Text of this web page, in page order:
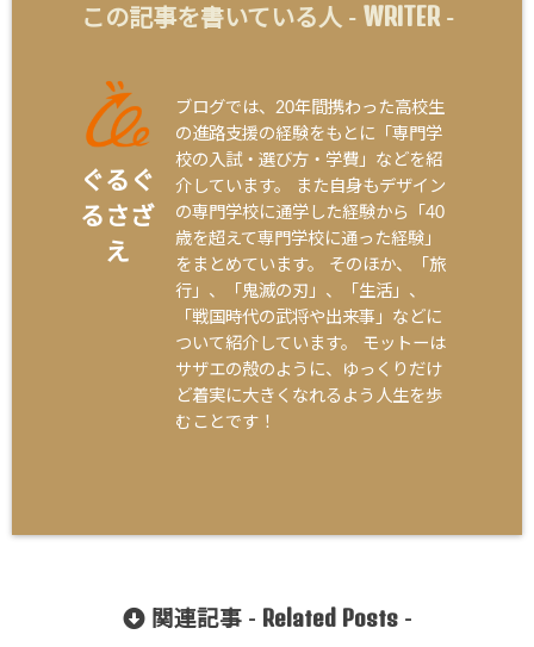
この記事を書いている人 - WRITER-
ぐるぐ
るさざ
え
ブログでは、20年間携わった高校生
の進路支援の経験をもとに「専門学
校の入試・選び方・学費」などを紹
介しています。 また自身もデザイン
の専門学校に通学した経験から「40
歳を超えて専門学校に通った経験」
をまとめています。 そのほか、「旅
行」、「鬼滅の刃」、「生活」、
「戦国時代の武将や出来事」などに
ついて紹介しています。 モットーは
サザエの殻のように、ゆっくりだけ
ど着実に大きくなれるよう人生を歩
むことです！
関連記事 - Related Posts-